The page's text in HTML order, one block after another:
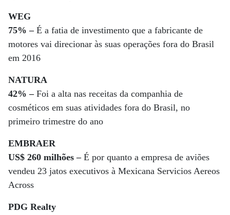
WEG
75% –É a fatia de investimento que a fabricante de
motores vai direcionar às suas operações fora do Brasil
em 2016
NATURA
42% –Foi a alta nas receitas da companhia de
cosméticos em suas atividades fora do Brasil, no
primeiro trimestre do ano
EMBRAER
US$ 260 milhões –É por quanto a empresa de aviões
vendeu 23 jatos executivos à Mexicana Servicios Aereos
Across
PDG Realty